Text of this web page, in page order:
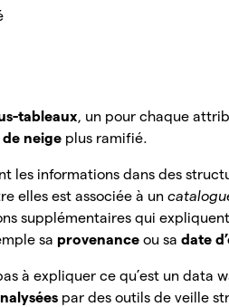
tableaux, un pour chaque
neige plus ramifié.
les informations dans des
elles est associée à un
supplémentaires qui
sa provenanceou sadate
à expliquer ce qu’est un data
par des outils de veille